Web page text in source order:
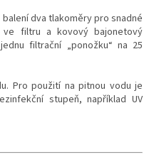
dva tlakoměry pro snadné
ve filtru a kovový bajonetový
filtrační „ponožku“ na 25
Pro použití na pitnou vodu je
stupeň, například UV